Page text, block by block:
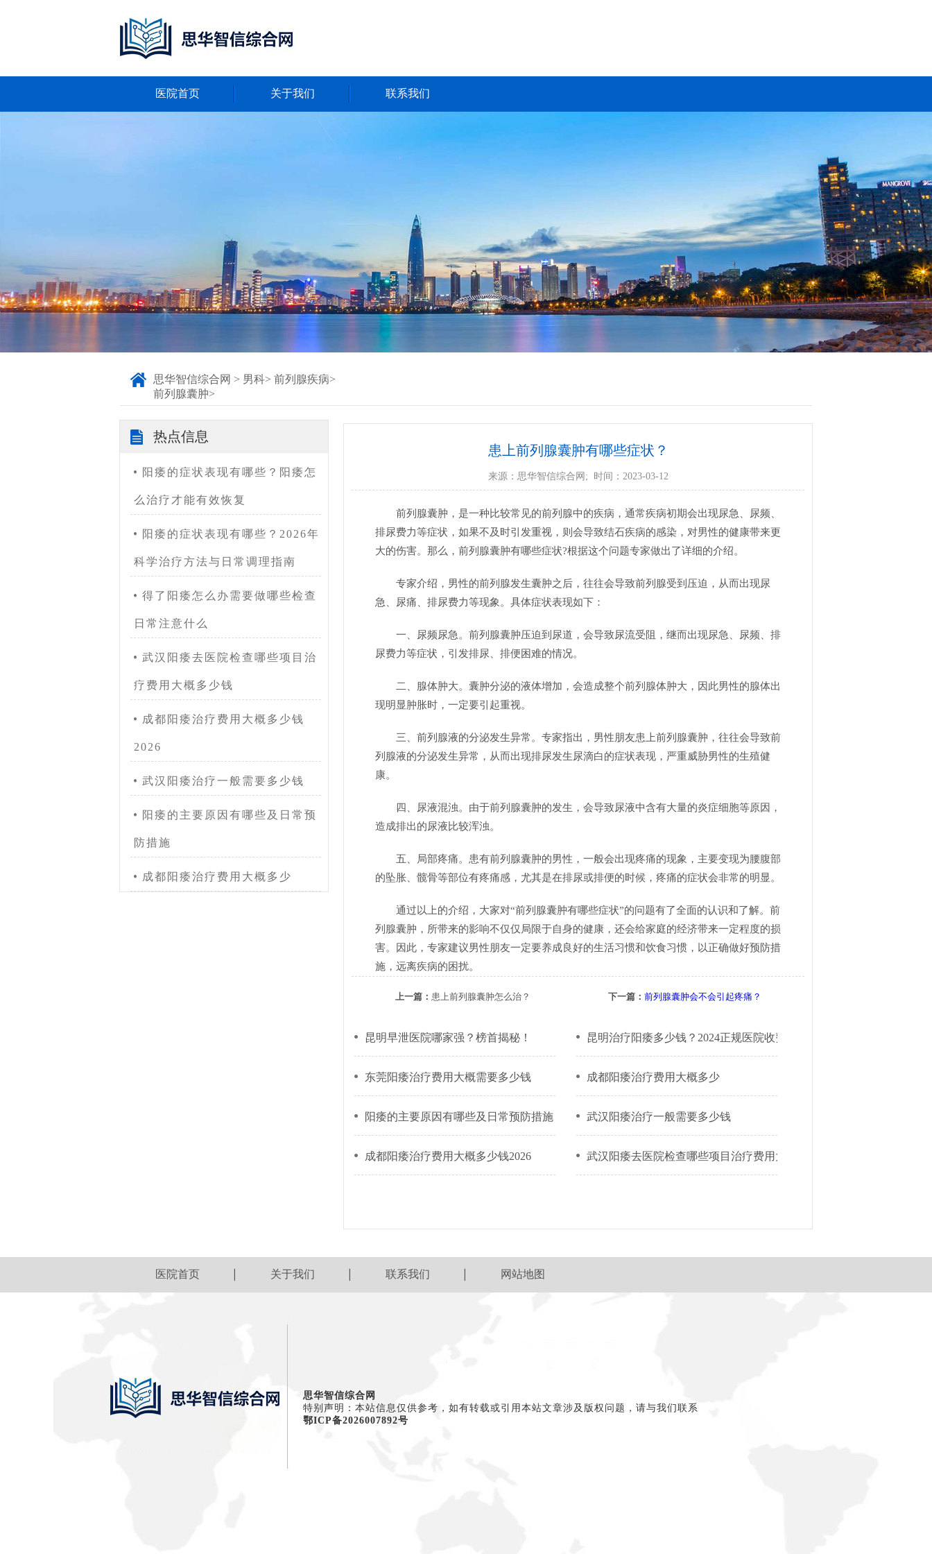
医院首页 关于我们 联系我们
思华智信综合网 > 男科> 前列腺疾病>
前列腺囊肿>
热点信息
阳痿的症状表现有哪些？阳痿怎
么治疗才能有效恢复
阳痿的症状表现有哪些？2026年
科学治疗方法与日常调理指南
得了阳痿怎么办需要做哪些检查
日常注意什么
武汉阳痿去医院检查哪些项目治
疗费用大概多少钱
成都阳痿治疗费用大概多少钱
2026
武汉阳痿治疗一般需要多少钱
阳痿的主要原因有哪些及日常预
防措施
成都阳痿治疗费用大概多少
患上前列腺囊肿有哪些症状？
来源： 思华智信综合网 ; 时间：2023-03-12
前列腺囊肿，是一种比较常见的前列腺中的疾病，通常疾病初期会出现尿急、尿频、
排尿费力等症状，如果不及时引发重视，则会导致结石疾病的感染，对男性的健康带来更
大的伤害。那么，前列腺囊肿有哪些症状?根据这个问题专家做出了详细的介绍。
专家介绍，男性的前列腺发生囊肿之后，往往会导致前列腺受到压迫，从而出现尿
急、尿痛、排尿费力等现象。具体症状表现如下：
一、尿频尿急。前列腺囊肿压迫到尿道，会导致尿流受阻，继而出现尿急、尿频、排
尿费力等症状，引发排尿、排便困难的情况。
二、腺体肿大。囊肿分泌的液体增加，会造成整个前列腺体肿大，因此男性的腺体出
现明显肿胀时，一定要引起重视。
三、前列腺液的分泌发生异常。专家指出，男性朋友患上前列腺囊肿，往往会导致前
列腺液的分泌发生异常，从而出现排尿发生尿滴白的症状表现，严重威胁男性的生殖健
康。
四、尿液混浊。由于前列腺囊肿的发生，会导致尿液中含有大量的炎症细胞等原因，
造成排出的尿液比较浑浊。
五、局部疼痛。患有前列腺囊肿的男性，一般会出现疼痛的现象，主要变现为腰腹部
的坠胀、髋骨等部位有疼痛感，尤其是在排尿或排便的时候，疼痛的症状会非常的明显。
通过以上的介绍，大家对“前列腺囊肿有哪些症状”的问题有了全面的认识和了解。前
列腺囊肿，所带来的影响不仅仅局限于自身的健康，还会给家庭的经济带来一定程度的损
害。因此，专家建议男性朋友一定要养成良好的生活习惯和饮食习惯，以正确做好预防措
施，远离疾病的困扰。
上一篇： 患上前列腺囊肿怎么治？ 下一篇： 前列腺囊肿会不会引起疼痛？
昆明早泄医院哪家强？榜首揭秘！ 昆明治疗阳痿多少钱？2024正规医院收费明细公开
东莞阳痿治疗费用大概需要多少钱 成都阳痿治疗费用大概多少
阳痿的主要原因有哪些及日常预防措施 武汉阳痿治疗一般需要多少钱
成都阳痿治疗费用大概多少钱2026 武汉阳痿去医院检查哪些项目治疗费用大概多少钱
医院首页 关于我们 联系我们 网站地图
思华智信综合网
特别声明：本站信息仅供参考，如有转载或引用本站文章涉及版权问题，请与我们联系
鄂ICP备2026007892号